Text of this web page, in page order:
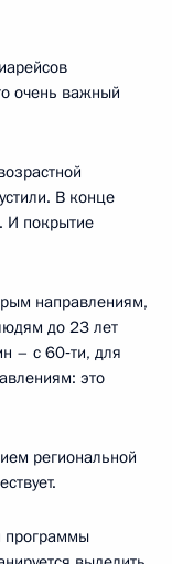
очень важный
В конце
И покрытие
направлениям,
до 23 лет
– с 60‑ти, для
это
региональной
программы